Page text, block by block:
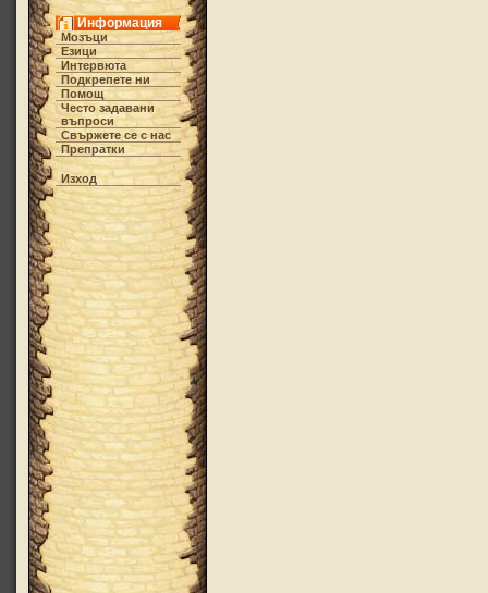
Информация
Мозъци
Езици
Интервюта
Подкрепете ни
Помощ
Често задавани
въпроси
Свържете се с нас
Препратки
Изход